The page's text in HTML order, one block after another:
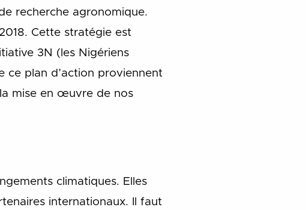
recherche agronomique.
Cette stratégie est
3N (les Nigériens
ce plan d’action proviennent
mise en œuvre de nos
climatiques. Elles
internationaux. Il faut